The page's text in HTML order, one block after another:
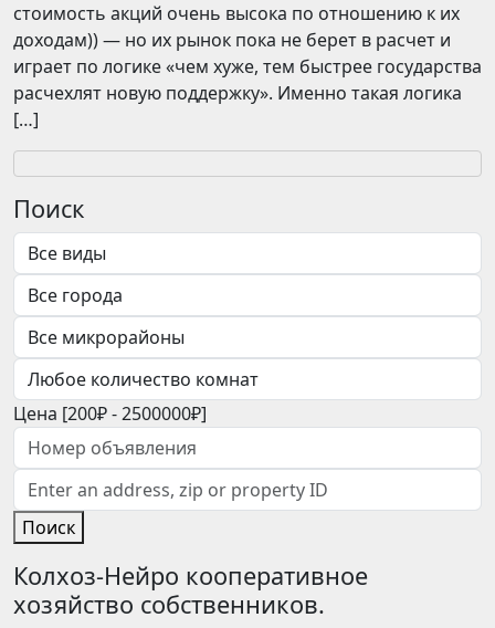
стоимость акций очень высока по отношению к их
доходам)) — но их рынок пока не берет в расчет и
играет по логике «чем хуже, тем быстрее государства
расчехлят новую поддержку». Именно такая логика
[…]
Поиск
Цена [200₽-2500000₽]
Поиск
Колхоз-Нейро кооперативное
хозяйство собственников.